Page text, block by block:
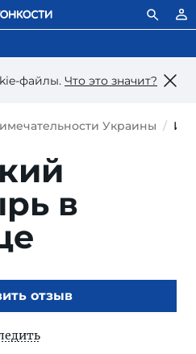
файлы. Что это значит?
Украины
в
отзыв